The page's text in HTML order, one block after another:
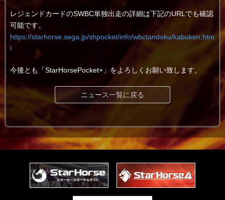
レジェンドカードのSWBC単独出走の詳細は下記のURLでも確認
可能です。
https://starhorse.sega.jp/shpocket/info/wbctandoku/kabuken.htm
l
今後とも「StarHorsePocket+」をよろしくお願い致します。
ニュース一覧に戻る